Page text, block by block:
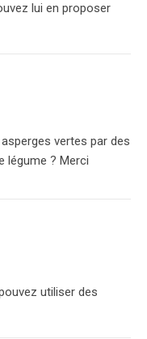
lui en proposer
vertes par des
légume ? Merci
utiliser des